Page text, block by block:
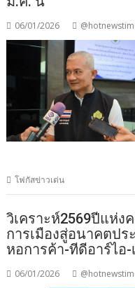
06/01/2026
โฟกัสข่าวเด่น
วิเคราะห์2569ปีแห่ง
การเมืองสู่อนาคตปร
หอการค้า-ทีดีอาร์ไอ-
06/01/2026